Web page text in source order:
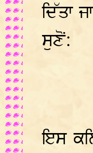
ਦਿੱਤਾ
ਸੁਣੋਂ:
ਇਸ